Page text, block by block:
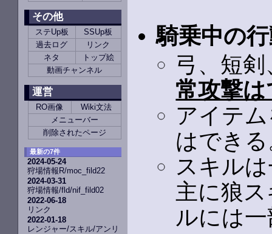
その他
ステUp板
SSUp板
過去ログ
リンク
ネタ
トップ絵
動画チャンネル
運営
RO画像
Wiki文法
メニューバー
削除されたページ
最新の7件
2024-05-24
狩場情報R/moc_fild22
2024-03-31
狩場情報/fld/nif_fild02
2022-06-18
リンク
2022-01-18
レンジャー/スキル/アンリ
騎乗中の
弓、短
常攻撃
アイテ
はでき
スキル
主に狼
ルには